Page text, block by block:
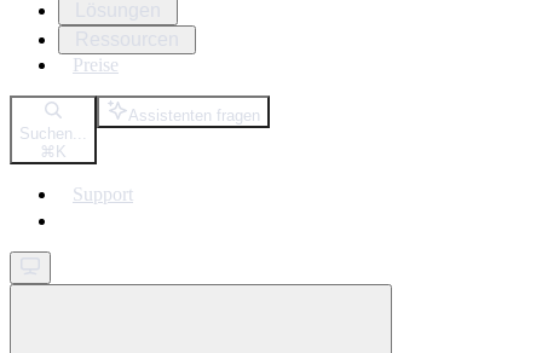
Preise
Suchen...
⌘ K
Assistenten fragen
Support